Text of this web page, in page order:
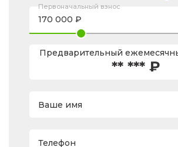
Первоначальный взнос
Предварительный
** *** ₽
Ваше имя
Телефон